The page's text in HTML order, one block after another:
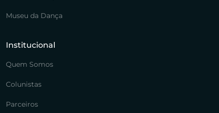
Museu da Dança
Institucional
Quem Somos
Colunistas
Parceiros